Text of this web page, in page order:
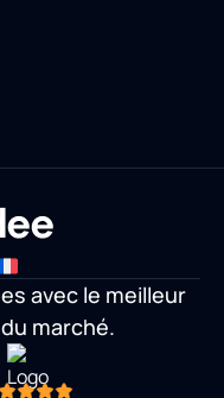
avec le meilleur
marché.